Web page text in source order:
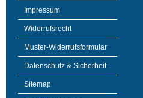
Impressum
Widerrufsrecht
Muster-Widerrufsformular
Datenschutz & Sicherheit
Sitemap